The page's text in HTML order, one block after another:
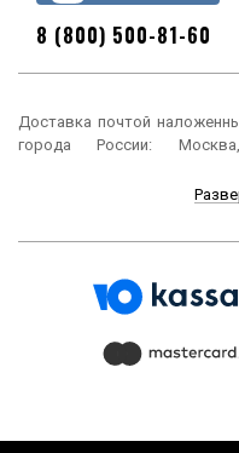
8 (800) 500-81-60
Доставка почтой
города России: Москва,
Ростов-на-Дону, Уфа,
Ульяновск, Иркутск,
Челны, Пенза, Липецк,
Балашиха, Курск,
Архангельск, Чита,
Комсомольск-на-Амуре,